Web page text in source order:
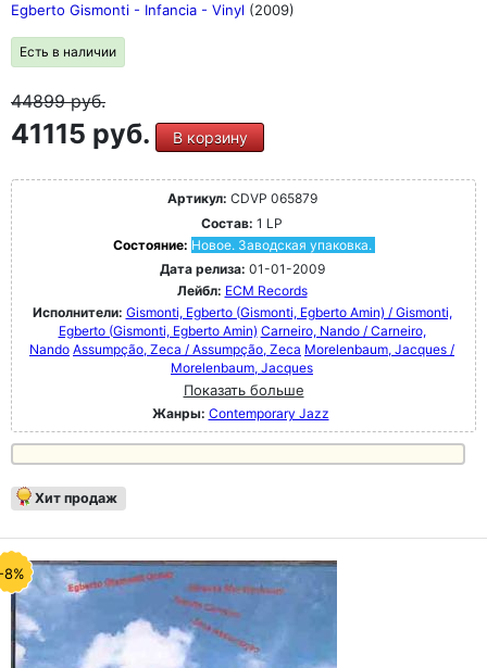
Egberto Gismonti - Infancia - Vinyl (2009)
Есть в наличии
44899руб.
41115 руб. В корзину
Артикул: CDVP 065879
Состав: 1 LP
Состояние: Новое. Заводская упаковка.
Дата релиза: 01-01-2009
Лейбл: ECM Records
Исполнители: Gismonti, Egberto (Gismonti, Egberto Amin) / Gismonti,
Egberto (Gismonti, Egberto Amin) Carneiro, Nando / Carneiro,
Nando Assumpção, Zeca / Assumpção, Zeca Morelenbaum, Jacques /
Morelenbaum, Jacques
Показать больше
Жанры: Contemporary Jazz
Хит продаж
8%